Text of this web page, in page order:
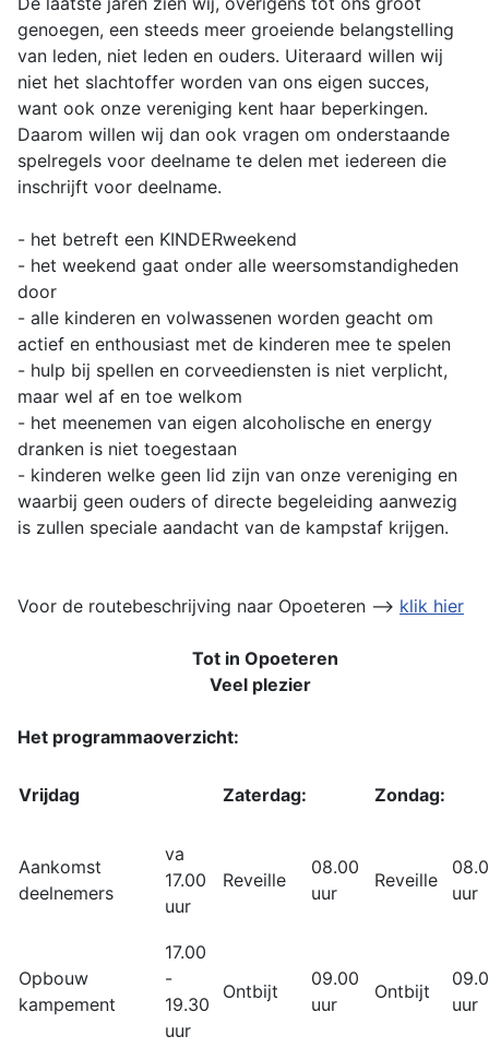
genoegen, een steeds meer groeiende belangstelling
van leden, niet leden en ouders. Uiteraard willen wij
niet het slachtoffer worden van ons eigen succes,
want ook onze vereniging kent haar beperkingen.
Daarom willen wij dan ook vragen om onderstaande
spelregels voor deelname te delen met iedereen die
inschrijft voor deelname.
- het betreft een KINDERweekend
- het weekend gaat onder alle weersomstandigheden
door
- alle kinderen en volwassenen worden geacht om
actief en enthousiast met de kinderen mee te spelen
- hulp bij spellen en corveediensten is niet verplicht,
maar wel af en toe welkom
- het meenemen van eigen alcoholische en energy
dranken is niet toegestaan
- kinderen welke geen lid zijn van onze vereniging en
waarbij geen ouders of directe begeleiding aanwezig
is zullen speciale aandacht van de kampstaf krijgen.
Voor de routebeschrijving naar Opoeteren --> klik hier
Tot in Opoeteren
Veel plezier
Het programmaoverzicht:
Vrijdag Zaterdag: Zondag:
Aankomst
deelnemers
va
17.00
uur
Reveille
08.00
uur
Reveille
uur
Opbouw
kampement
17.00
-
19.30
uur
Ontbijt
09.00
uur
Ontbijt
uur